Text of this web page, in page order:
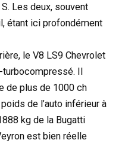
Les deux, souvent
étant ici profondément
le V8 LS9 Chevrolet
Il
de plus de 1000 ch
de l’auto inférieur à
kg de la Bugatti
est bien réelle